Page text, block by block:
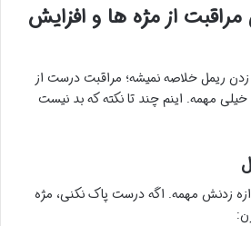
از مژه ها و افزایش
ریمل خلاصه نمیشه؛ مراقبت درست از
مهمه. اینم چند تا نکته که بد نیست
زدنش مهمه. اگه درست پاک نکنی، مژه